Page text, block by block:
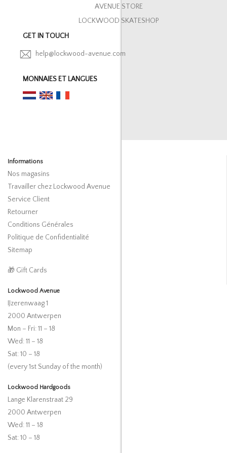
AVENUE STORE
LOCKWOOD SKATESHOP
GET IN TOUCH
help@lockwood-avenue.com
MONNAIES ET LANGUES
Informations
Nos magasins
Travailler chez Lockwood Avenue
Service Client
Retourner
Conditions Générales
Politique de Confidentialité
Sitemap
🎁 Gift Cards
Lockwood Avenue
IJzerenwaag 1
2000 Antwerpen
Mon – Fri: 11 – 18
Wed: 11 – 18
Sat: 10 – 18
(every 1st Sunday of the month)
Lockwood Hardgoods
Lange Klarenstraat 29
2000 Antwerpen
Wed: 11 – 18
Sat: 10 – 18